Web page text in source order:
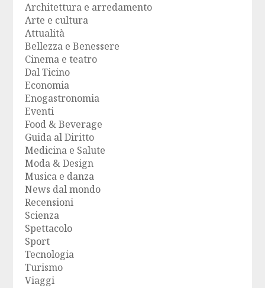
Architettura e arredamento
Arte e cultura
Attualità
Bellezza e Benessere
Cinema e teatro
Dal Ticino
Economia
Enogastronomia
Eventi
Food & Beverage
Guida al Diritto
Medicina e Salute
Moda & Design
Musica e danza
News dal mondo
Recensioni
Scienza
Spettacolo
Sport
Tecnologia
Turismo
Viaggi